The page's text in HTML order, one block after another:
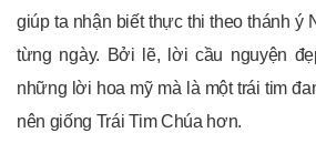
giúp ta nhận biết thực thi theo thánh ý
từng ngày. Bởi lẽ, lời cầu nguyện
những lời hoa mỹ mà là một trái tim
nên giống Trái Tim Chúa hơn.